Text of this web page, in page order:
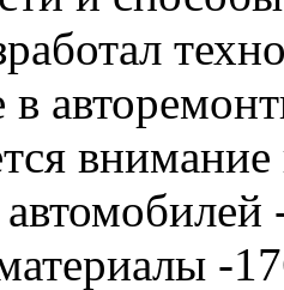
внимание
-